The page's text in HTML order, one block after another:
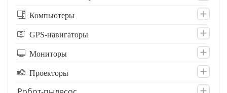
Компьютеры
GPS-навигаторы
Мониторы
Проекторы